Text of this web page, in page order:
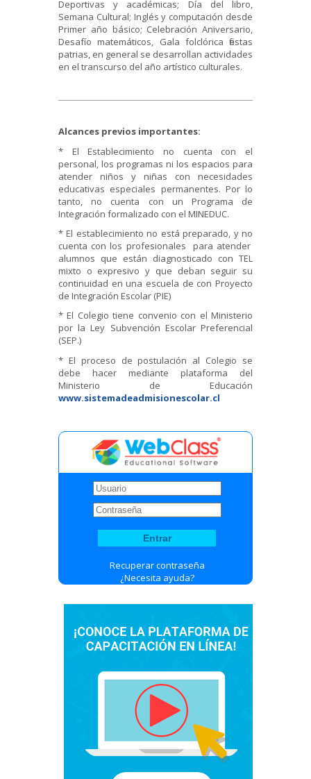
Deportivas y académicas; Día del libro,
Semana Cultural; Inglés y computación desde
Primer año básico; Celebración Aniversario,
Desafío matemáticos, Gala folclórica fiestas
patrias, en general se desarrollan actividades
en el transcurso del año artístico culturales.
Alcances previos importantes:
* El Establecimiento no cuenta con el
personal, los programas ni los espacios para
atender niños y niñas con necesidades
educativas especiales permanentes. Por lo
tanto, no cuenta con un Programa de
Integración formalizado con el MINEDUC.
* El establecimiento no está preparado, y no
cuenta con los profesionales para atender
alumnos que están diagnosticado con TEL
mixto o expresivo y que deban seguir su
continuidad en una escuela de con Proyecto
de Integración Escolar (PIE)
* El Colegio tiene convenio con el Ministerio
por la Ley Subvención Escolar Preferencial
(SEP.)
* El proceso de postulación al Colegio se
debe hacer mediante plataforma del
Ministerio de Educación
www.sistemadeadmisionescolar.cl
Recuperar contraseña
¿Necesita ayuda?